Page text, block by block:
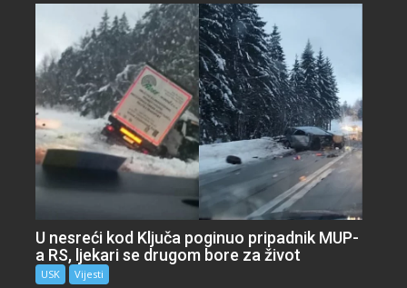
U nesreći kod Ključa poginuo pripadnik MUP-
a RS, ljekari se drugom bore za život
USK Vijesti